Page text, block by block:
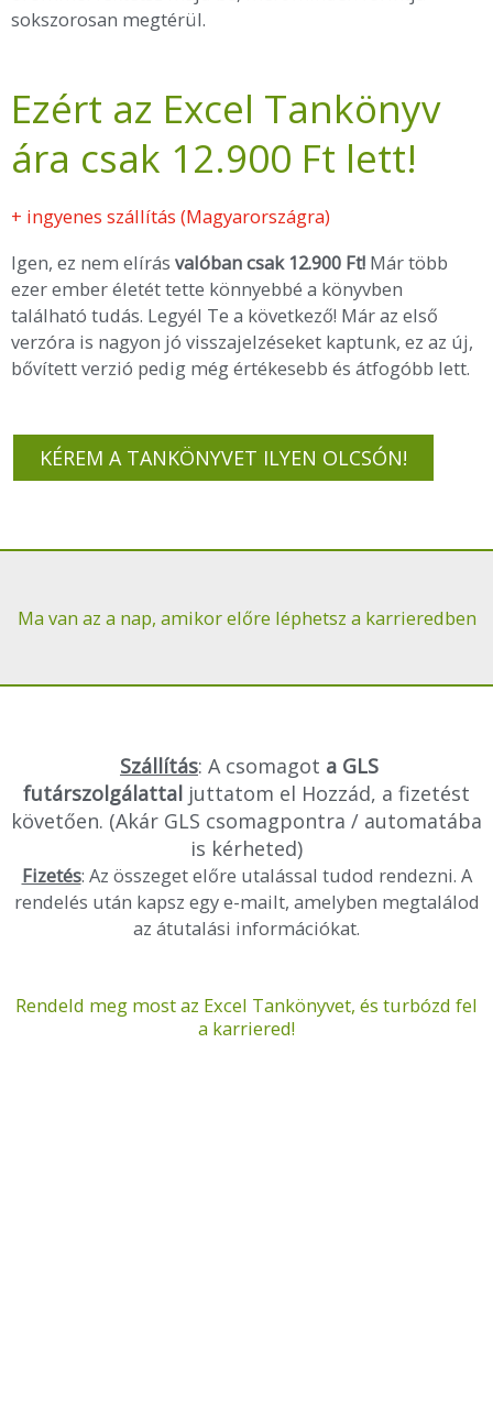
sokszorosan megtérül.
Ezért az Excel Tankönyv
ára csak 12.900 Ft lett!
+ ingyenes szállítás (Magyarországra)
Igen, ez nem elírás valóban csak 12.900 Ft! Már több
ezer ember életét tette könnyebbé a könyvben
található tudás. Legyél Te a következő! Már az első
verzóra is nagyon jó visszajelzéseket kaptunk, ez az új,
bővített verzió pedig még értékesebb és átfogóbb lett.
KÉREM A TANKÖNYVET ILYEN OLCSÓN!
Ma van az a nap, amikor előre léphetsz a karrieredben
Szállítás: A csomagot a GLS
futárszolgálattal juttatom el Hozzád, a fizetést
követően. (Akár GLS csomagpontra / automatába
is kérheted)
Fizetés: Az összeget előre utalással tudod rendezni. A
rendelés után kapsz egy e-mailt, amelyben megtalálod
az átutalási információkat.
Rendeld meg most az Excel Tankönyvet, és turbózd fel
a karriered!